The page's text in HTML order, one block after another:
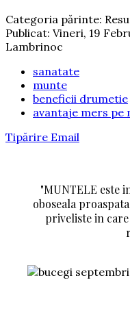
Categoria părinte:
Publicat: Vineri, 19
Lambrinoc
sanatate
munte
beneficii drumetie
avantaje mers pe
Tipărire Email
"MUNTELE este
oboseala
priveliste in